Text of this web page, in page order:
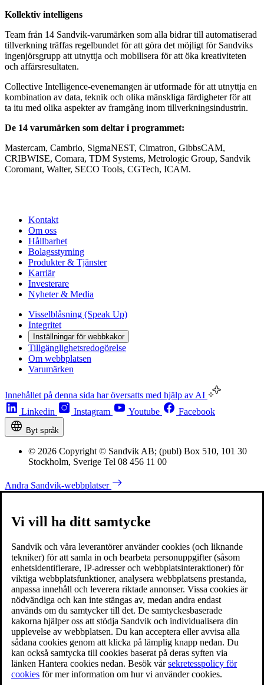
Kollektiv intelligens
Team från 14 Sandvik-varumärken som alla bidrar till automatiserad
tillverkning träffas regelbundet för att göra det möjligt för Sandviks
ingenjörsgrupp att utnyttja och mobilisera för att öka kreativiteten
och affärsresultaten.
Collective Intelligence-evenemangen är utformade för att utnyttja en
kombination av data, teknik och olika mänskliga färdigheter för att
ta itu med olika aspekter av framgång inom tillverkningsindustrin.
De 14 varumärken som deltar i programmet:
Mastercam, Cambrio, SigmaNEST, Cimatron, GibbsCAM,
CRIBWISE, Comara, TDM Systems, Metrologic Group, Sandvik
Coromant, Walter, SECO Tools, CGTech, ICAM.
Kontakt
Om oss
Hållbarhet
Bolagsstyrning
Produkter & Tjänster
Karriär
Investerare
Nyheter & Media
Visselblåsning (Speak Up)
Integritet
Inställningar för webbkakor
Tillgänglighetsredogörelse
Om webbplatsen
Varumärken
Innehållet på denna sida har översatts med hjälp av AI
Linkedin
Instagram Youtube Facebook
Byt språk
© 2026 Copyright © Sandvik AB; (publ) Box 510, 101 30
Stockholm, Sverige Tel 08 456 11 00
Andra Sandvik-webbplatser
Vi vill ha ditt samtycke
Sandvik och våra leverantörer använder cookies (och liknande
tekniker) för att samla in och bearbeta personuppgifter (såsom
enhetsidentifierare, IP-adresser och webbplatsinteraktioner) för
viktiga webbplatsfunktioner, analysera webbplatsens prestanda,
anpassa innehåll och leverera riktade annonser. Vissa cookies är
nödvändiga och kan inte stängas av, medan andra endast
används om du samtycker till det. De samtyckesbaserade
kakorna hjälper oss att stödja Sandvik och individualisera din
upplevelse av webbplatsen. Du kan acceptera eller avvisa alla
sådana cookies genom att klicka på lämplig knapp nedan. Du
kan också samtycka till cookies baserat på deras syften via
länken Hantera cookies nedan. Besök vårsekretesspolicy för
cookies för mer information om hur vi använder cookies.